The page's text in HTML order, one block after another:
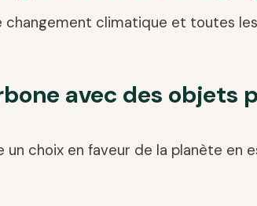
changement climatique et toutes
avec des objets
un choix en faveur de la planète